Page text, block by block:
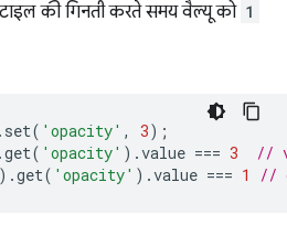
की गिनती करते समय वैल्यू को 1
. set( 'opacity' , 3);
.get( 'opacity' ).value === 3
//
get( 'opacity' ).value === 1 //